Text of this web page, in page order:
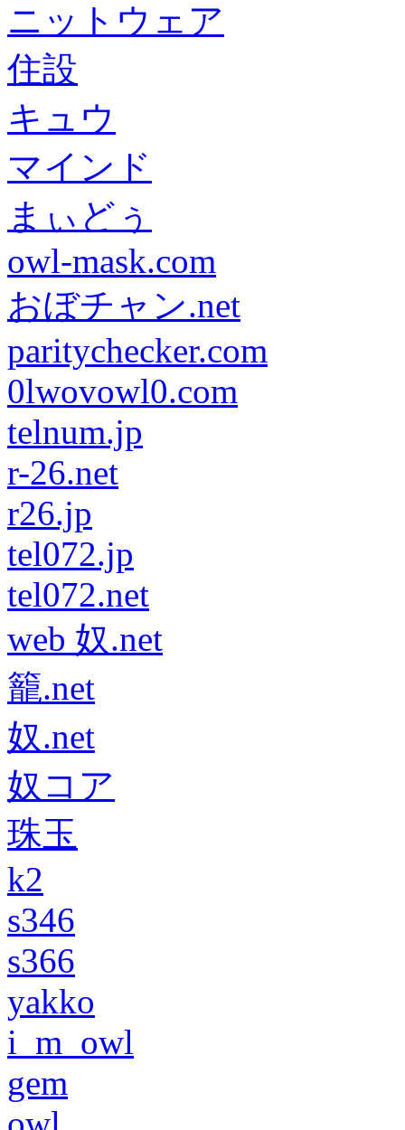
ニットウェア
住設
キュウ
マインド
まぃどぅ
owl-mask.com
おぼチャン.net
paritychecker.com
0lwovowl0.com
telnum.jp
r-26.net
r26.jp
tel072.jp
tel072.net
web 奴.net
籠.net
奴.net
奴コア
珠玉
k2
s346
s366
yakko
i_m_owl
gem